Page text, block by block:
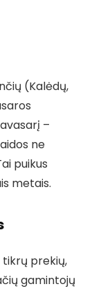
(Kalėdų,
–
ne
puikus
metais.
prekių,
gamintojų